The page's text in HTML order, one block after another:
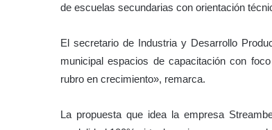
de escuelas secundarias con orientación
El secretario de Industria y Desarrollo
municipal espacios de capacitación con
rubro en crecimiento», remarca.
La propuesta que idea la empresa